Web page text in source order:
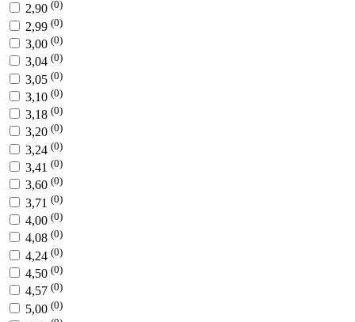
2,90 (0)
2,99 (0)
3,00 (0)
3,04 (0)
3,05 (0)
3,10 (0)
3,18 (0)
3,20 (0)
3,24 (0)
3,41 (0)
3,60 (0)
3,71 (0)
4,00 (0)
4,08 (0)
4,24 (0)
4,50 (0)
4,57 (0)
5,00 (0)